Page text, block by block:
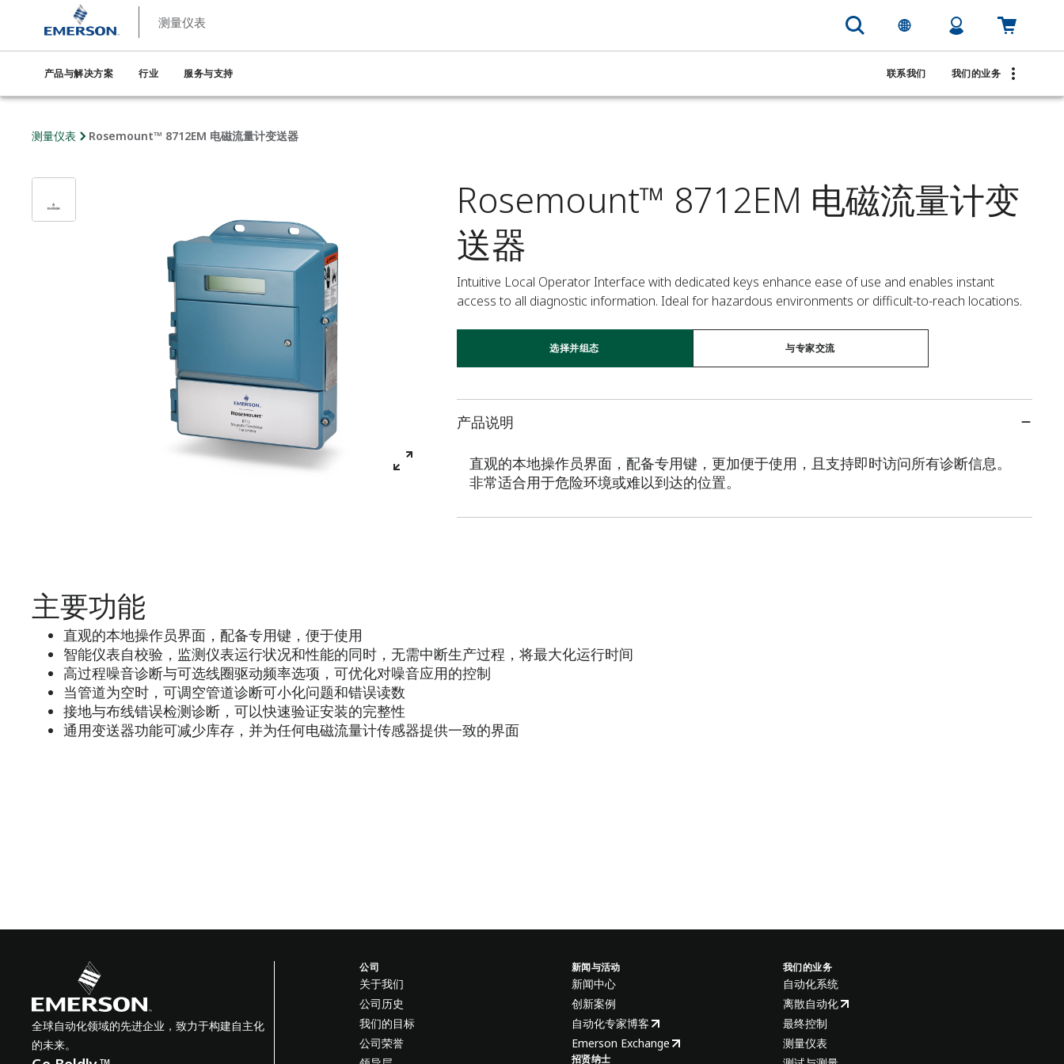
测量仪表
产品与解决方案 行业 服务与支持 联系我们 我们的业务
测量仪表 Rosemount™ 8712EM 电磁流量计变送器
Rosemount™ 8712EM 电磁流量计变
送器
Intuitive Local Operator Interface with dedicated keys enhance ease of use and enables instant
access to all diagnostic information. Ideal for hazardous environments or difficult-to-reach locations.
选择并组态 与专家交流
产品说明
直观的本地操作员界面，配备专用键，更加便于使用，且支持即时访问所有诊断信息。
非常适合用于危险环境或难以到达的位置。
主要功能
直观的本地操作员界面，配备专用键，便于使用
智能仪表自校验，监测仪表运行状况和性能的同时，无需中断生产过程，将最大化运行时间
高过程噪音诊断与可选线圈驱动频率选项，可优化对噪音应用的控制
当管道为空时，可调空管道诊断可小化问题和错误读数
接地与布线错误检测诊断，可以快速验证安装的完整性
通用变送器功能可减少库存，并为任何电磁流量计传感器提供一致的界面
全球自动化领域的先进企业，致力于构建自主化
的未来。
公司
关于我们
公司历史
我们的目标
公司荣誉
新闻与活动
新闻中心
创新案例
自动化专家博客
Emerson Exchange
招贤纳士
我们的业务
自动化系统
离散自动化
最终控制
测量仪表